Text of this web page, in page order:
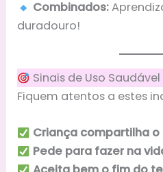
Combinados:
duradouro!
Sinais de Uso
Fiquem atentos a estes
Criança compartilha
Pede para fazer na